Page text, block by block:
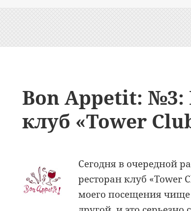
Bon Appetit: №3:
клуб «Tower
Сегодня в очередной
ресторан клуб «Tower
моего посещения